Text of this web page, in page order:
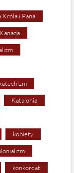
Króla i Pana
Kanada
Katalonia
kobiety
konkordat